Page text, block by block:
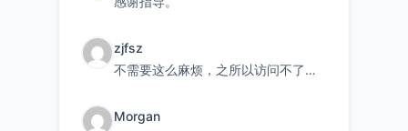
zjfsz
不需要这么麻烦，之所以访问不了，是由于非对称路由的问题，在爱快主路由添加一条静态路由192.168.
Morgan